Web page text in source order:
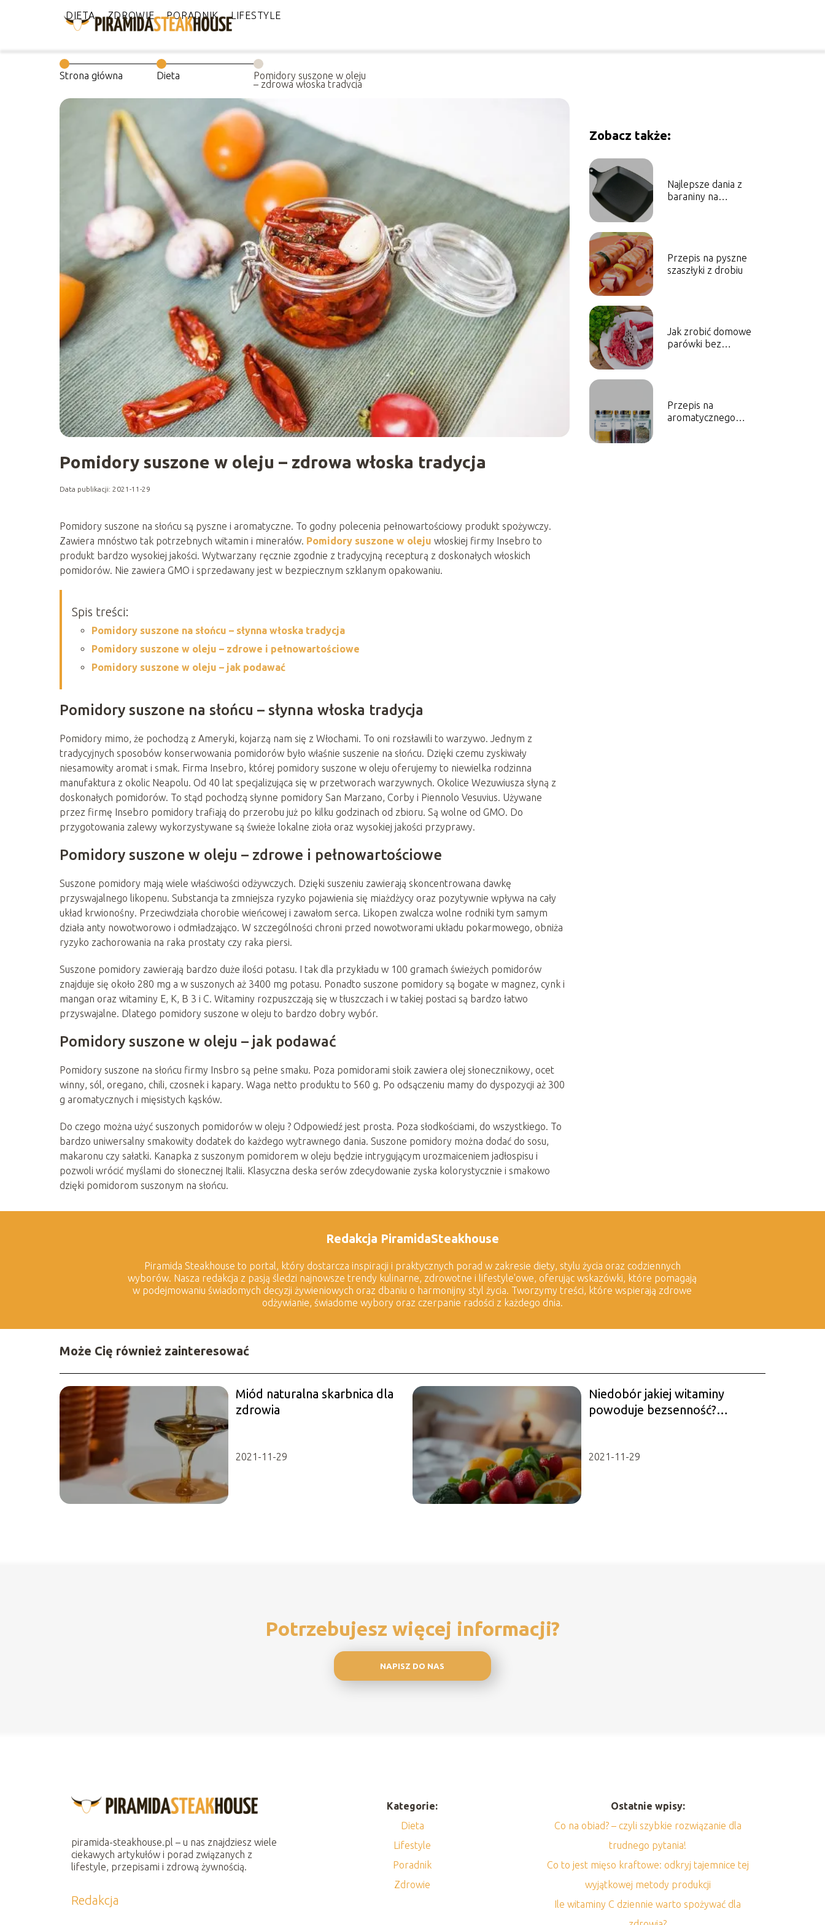
DIETA ZDROWIE PORADNIK LIFESTYLE
Strona główna Dieta Pomidory suszone w oleju
– zdrowa włoska tradycja
Pomidory suszone w oleju – zdrowa włoska tradycja
Data publikacji: 2021-11-29
Pomidory suszone na słońcu są pyszne i aromatyczne. To godny polecenia pełnowartościowy produkt spożywczy.
Zawiera mnóstwo tak potrzebnych witamin i minerałów. Pomidory suszone w oleju włoskiej firmy Insebro to
produkt bardzo wysokiej jakości. Wytwarzany ręcznie zgodnie z tradycyjną recepturą z doskonałych włoskich
pomidorów. Nie zawiera GMO i sprzedawany jest w bezpiecznym szklanym opakowaniu.
Spis treści:
Pomidory suszone na słońcu – słynna włoska tradycja
Pomidory suszone w oleju – zdrowe i pełnowartościowe
Pomidory suszone w oleju – jak podawać
Pomidory suszone na słońcu – słynna włoska tradycja
Pomidory mimo, że pochodzą z Ameryki, kojarzą nam się z Włochami. To oni rozsławili to warzywo. Jednym z
tradycyjnych sposobów konserwowania pomidorów było właśnie suszenie na słońcu. Dzięki czemu zyskiwały
niesamowity aromat i smak. Firma Insebro, której pomidory suszone w oleju oferujemy to niewielka rodzinna
manufaktura z okolic Neapolu. Od 40 lat specjalizująca się w przetworach warzywnych. Okolice Wezuwiusza słyną z
doskonałych pomidorów. To stąd pochodzą słynne pomidory San Marzano, Corby i Piennolo Vesuvius. Używane
przez firmę Insebro pomidory trafiają do przerobu już po kilku godzinach od zbioru. Są wolne od GMO. Do
przygotowania zalewy wykorzystywane są świeże lokalne zioła oraz wysokiej jakości przyprawy.
Pomidory suszone w oleju – zdrowe i pełnowartościowe
Suszone pomidory mają wiele właściwości odżywczych. Dzięki suszeniu zawierają skoncentrowana dawkę
przyswajalnego likopenu. Substancja ta zmniejsza ryzyko pojawienia się miażdżycy oraz pozytywnie wpływa na cały
układ krwionośny. Przeciwdziała chorobie wieńcowej i zawałom serca. Likopen zwalcza wolne rodniki tym samym
działa anty nowotworowo i odmładzająco. W szczególności chroni przed nowotworami układu pokarmowego, obniża
ryzyko zachorowania na raka prostaty czy raka piersi.
Suszone pomidory zawierają bardzo duże ilości potasu. I tak dla przykładu w 100 gramach świeżych pomidorów
znajduje się około 280 mg a w suszonych aż 3400 mg potasu. Ponadto suszone pomidory są bogate w magnez, cynk i
mangan oraz witaminy E, K, B 3 i C. Witaminy rozpuszczają się w tłuszczach i w takiej postaci są bardzo łatwo
przyswajalne. Dlatego pomidory suszone w oleju to bardzo dobry wybór.
Pomidory suszone w oleju – jak podawać
Pomidory suszone na słońcu firmy Insbro są pełne smaku. Poza pomidorami słoik zawiera olej słonecznikowy, ocet
winny, sól, oregano, chili, czosnek i kapary. Waga netto produktu to 560 g. Po odsączeniu mamy do dyspozycji aż 300
g aromatycznych i mięsistych kąsków.
Do czego można użyć suszonych pomidorów w oleju ? Odpowiedź jest prosta. Poza słodkościami, do wszystkiego. To
bardzo uniwersalny smakowity dodatek do każdego wytrawnego dania. Suszone pomidory można dodać do sosu,
makaronu czy sałatki. Kanapka z suszonym pomidorem w oleju będzie intrygującym urozmaiceniem jadłospisu i
pozwoli wrócić myślami do słonecznej Italii. Klasyczna deska serów zdecydowanie zyska kolorystycznie i smakowo
dzięki pomidorom suszonym na słońcu.
Zobacz także:
Najlepsze dania z
baraniny na
Przepis na pyszne
szaszłyki z drobiu
Jak zrobić domowe
parówki bez
Przepis na
aromatycznego
Redakcja PiramidaSteakhouse
Piramida Steakhouse to portal, który dostarcza inspiracji i praktycznych porad w zakresie diety, stylu życia oraz codziennych
wyborów. Nasza redakcja z pasją śledzi najnowsze trendy kulinarne, zdrowotne i lifestyle'owe, oferując wskazówki, które pomagają
w podejmowaniu świadomych decyzji żywieniowych oraz dbaniu o harmonijny styl życia. Tworzymy treści, które wspierają zdrowe
odżywianie, świadome wybory oraz czerpanie radości z każdego dnia.
Może Cię również zainteresować
Miód naturalna skarbnica dla
zdrowia
2021-11-29
Niedobór jakiej witaminy
powoduje bezsenność?
2021-11-29
Potrzebujesz więcej informacji?
NAPISZ DO NAS
piramida-steakhouse.pl – u nas znajdziesz wiele
ciekawych artykułów i porad związanych z
lifestyle, przepisami i zdrową żywnością.
Redakcja
Kategorie:
Dieta
Lifestyle
Poradnik
Zdrowie
Ostatnie wpisy:
Co na obiad? – czyli szybkie rozwiązanie dla
trudnego pytania!
Co to jest mięso kraftowe: odkryj tajemnice tej
wyjątkowej metody produkcji
Ile witaminy C dziennie warto spożywać dla